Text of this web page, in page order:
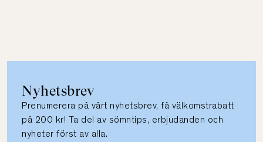
Nyhetsbrev
Prenumerera på vårt nyhetsbrev, få välkomstrabatt
på 200 kr! Ta del av sömntips, erbjudanden och
nyheter först av alla.